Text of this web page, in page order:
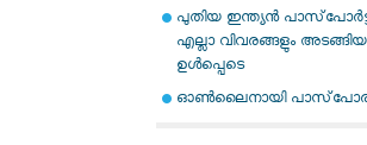
പുതിയ ഇന്ത്യന്‍
എല്ലാ വിവരങ്ങളും അടങ്ങിയ
ഉള്‍പ്പെടെ
ഓണ്‍ലൈനായി